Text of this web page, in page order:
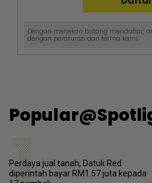
Dengan menekan butang mendaftar,
dengan peraturan dan terma kami.
1
Perdaya jual tanah, Datuk Red
diperintah bayar RM1.57 juta kepada